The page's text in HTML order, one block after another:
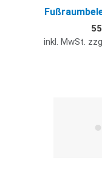
inkl. MwSt.